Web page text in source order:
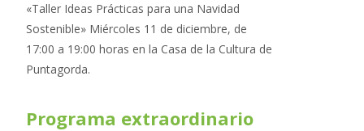
«Taller Ideas Prácticas para una Navidad
Sostenible» Miércoles 11 de diciembre, de
17:00 a 19:00 horas en la Casa de la Cultura de
Puntagorda.
Programa extraordinario